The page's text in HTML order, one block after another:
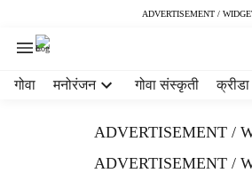
ADVERTISEMENT /
गोवा मनोरंजन गोवा संस्कृती क्रीडा
ADVERTISEMENT /
ADVERTISEMENT /